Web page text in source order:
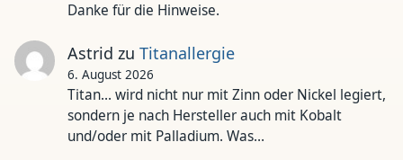
Danke für die Hinweise.
Astrid zu Titanallergie
6. August 2026
Titan... wird nicht nur mit Zinn oder Nickel legiert,
sondern je nach Hersteller auch mit Kobalt
und/oder mit Palladium. Was…